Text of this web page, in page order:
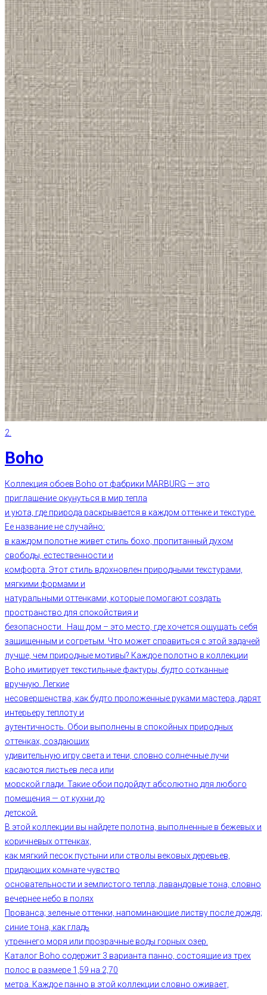
2.
Boho
Коллекция обоев Boho от фабрики MARBURG — это
приглашение окунуться в мир тепла
и уюта, где природа раскрывается в каждом оттенке и текстуре.
Ее название не случайно:
в каждом полотне живет стиль бохо, пропитанный духом
свободы, естественности и
комфорта. Этот стиль вдохновлен природными текстурами,
мягкими формами и
натуральными оттенками, которые помогают создать
пространство для спокойствия и
безопасности. Наш дом – это место, где хочется ощущать себя
защищенным и согретым. Что может справиться с этой задачей
лучше, чем природные мотивы? Каждое полотно в коллекции
Boho имитирует текстильные фактуры, будто сотканные
вручную. Легкие
несовершенства, как будто проложенные руками мастера, дарят
интерьеру теплоту и
аутентичность. Обои выполнены в спокойных природных
оттенках, создающих
удивительную игру света и тени, словно солнечные лучи
касаются листьев леса или
морской глади. Такие обои подойдут абсолютно для любого
помещения — от кухни до
детской.
В этой коллекции вы найдете полотна, выполненные в бежевых и
коричневых оттенках,
как мягкий песок пустыни или стволы вековых деревьев,
придающих комнате чувство
основательности и землистого тепла; лавандовые тона, словно
вечернее небо в полях
Прованса; зеленые оттенки, напоминающие листву после дождя;
синие тона, как гладь
утреннего моря или прозрачные воды горных озер.
Каталог Boho содержит 3 варианта панно, состоящие из трех
полос в размере 1,59 на 2,70
метра. Каждое панно в этой коллекции словно оживает,